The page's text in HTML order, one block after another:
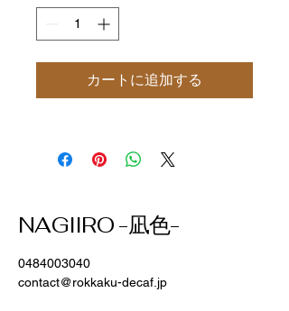
カートに追加する
NAGIIRO -凪色-
0484003040
contact@rokkaku-decaf.jp